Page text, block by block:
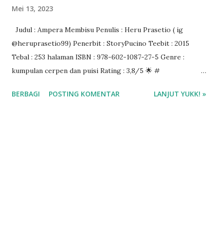
Mei 13, 2023
Judul : Ampera Membisu Penulis : Heru Prasetio ( ig
@heruprasetio99) Penerbit : StoryPucino Teebit : 2015
Tebal : 253 halaman ISBN : 978-602-1087-27-5 Genre :
kumpulan cerpen dan puisi Rating : 3,8/5 🌟 #
BERBAGI POSTING KOMENTAR LANJUT YUKK! »